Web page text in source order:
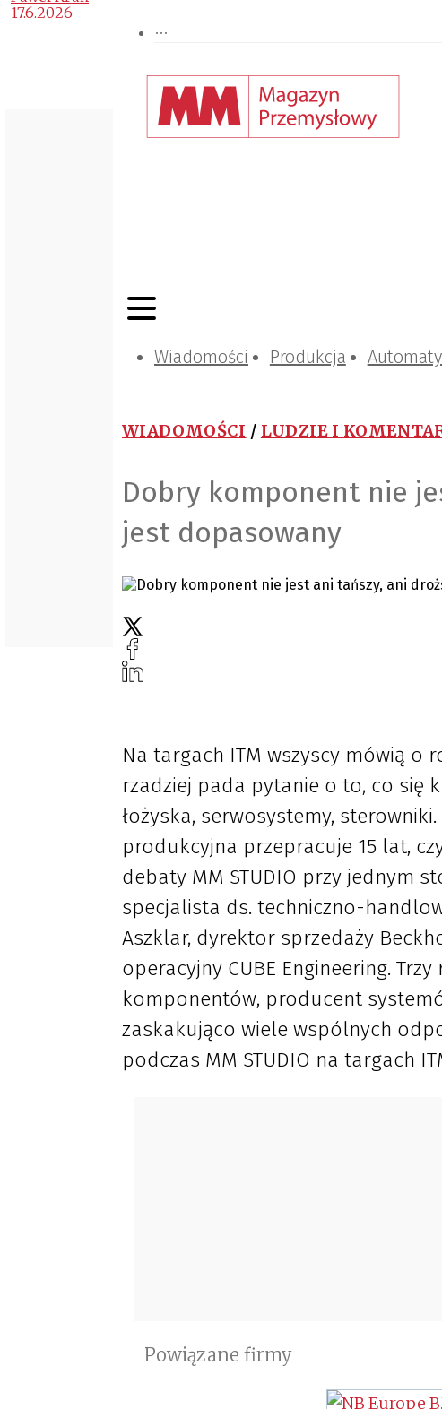
Wiadomości Produkcja
WIADOMOŚCI / LUDZIE I
Dobry komponent nie
jest dopasowany
17.6.2026
Na targach ITM wszyscy mówią o
rzadziej pada pytanie o to, co się
łożyska, serwosystemy,
produkcyjna przepracuje 15 lat,
debaty MM STUDIO przy jednym
specjalista ds. techniczno-
Aszklar, dyrektor sprzedaży
operacyjny CUBE Engineering.
komponentów, producent
zaskakująco wiele wspólnych
podczas MM STUDIO na targach
Powiązane firmy